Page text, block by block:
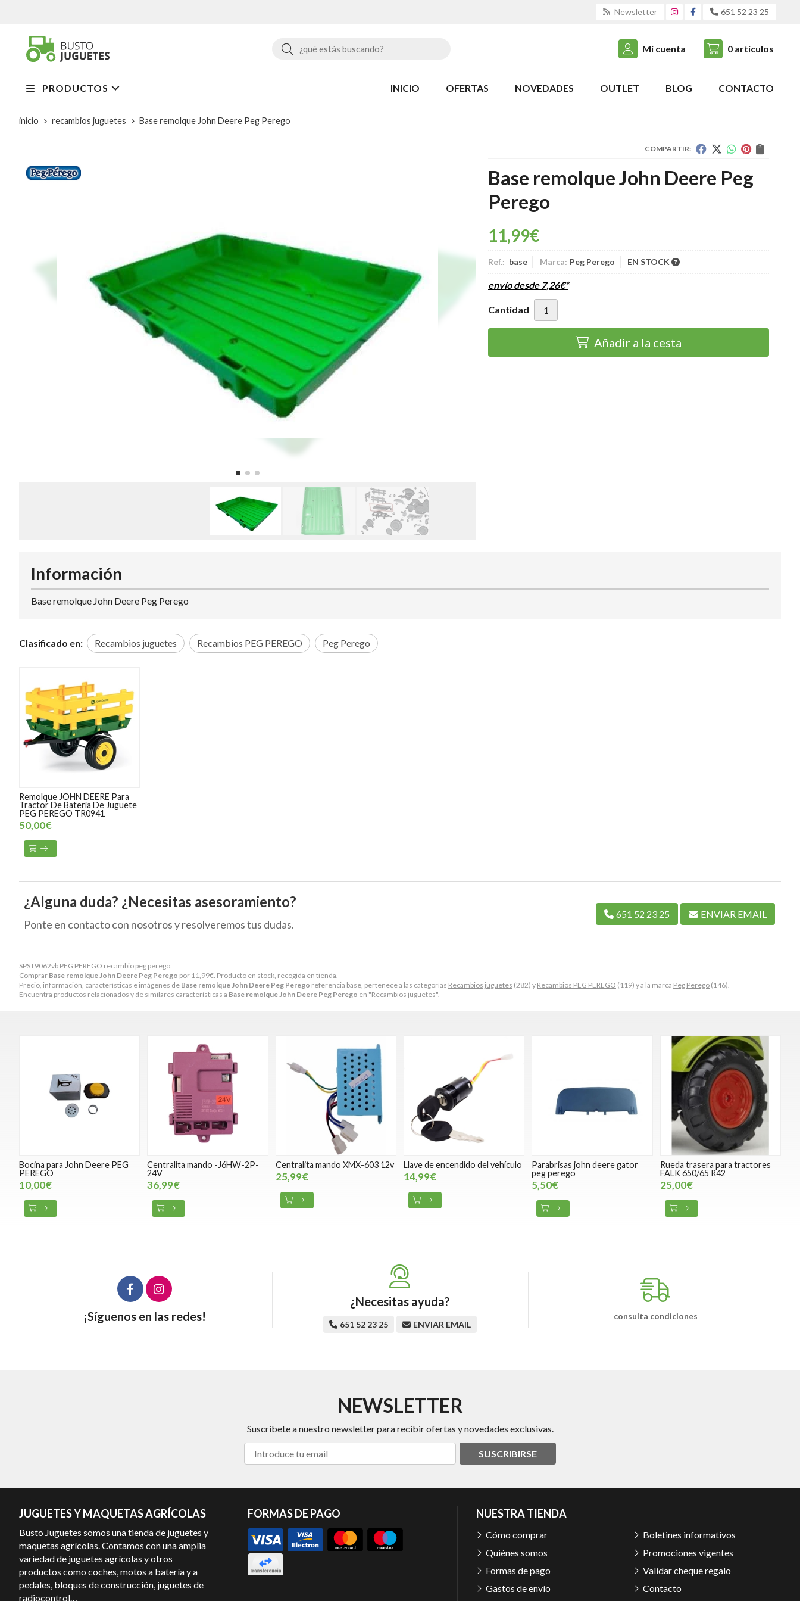
Newsletter 651 52 23 25
Buscar Mi cuenta 0 artículos
PRODUCTOS INICIO OFERTAS NOVEDADES OUTLET BLOG CONTACTO
inicio recambios juguetes Base remolque John Deere Peg Perego
COMPARTIR:
Base remolque John Deere Peg
Perego
11,99€
Ref.: base Marca: Peg Perego EN STOCK
envío desde 7,26€*
Cantidad
Añadir a la cesta
SPST9062vb PEG PEREGO recambio peg perego.
Comprar Base remolque John Deere Peg Perego por 11,99€. Producto en stock, recogida en tienda.
Precio, información, características e imágenes de Base remolque John Deere Peg Perego referencia base, pertenece a las categorías Recambios juguetes (282) y Recambios PEG PEREGO (119) y a la marca Peg Perego (146).
Encuentra productos relacionados y de similares características a Base remolque John Deere Peg Perego en "Recambios juguetes".
Información
Base remolque John Deere Peg Perego
Clasificado en: Recambios juguetes Recambios PEG PEREGO Peg Perego
Remolque JOHN DEERE Para
Tractor De Batería De Juguete
PEG PEREGO TR0941
50,00€
¿Alguna duda? ¿Necesitas asesoramiento?
Ponte en contacto con nosotros y resolveremos tus dudas.
651 52 23 25 ENVIAR EMAIL
Bocina para John Deere PEG
PEREGO
10,00€
Centralita mando -J6HW-2P-
24V
36,99€
Centralita mando XMX-603 12v
25,99€
Llave de encendido del vehículo
14,99€
Parabrisas john deere gator
peg perego
5,50€
Rueda trasera para tractores
FALK 650/65 R42
25,00€
¡Síguenos en las redes!
¿Necesitas ayuda?
651 52 23 25 ENVIAR EMAIL
consulta condiciones
NEWSLETTER
Suscríbete a nuestro newsletter para recibir ofertas y novedades exclusivas.
SUSCRIBIRSE
JUGUETES Y MAQUETAS AGRÍCOLAS
Busto Juguetes somos una tienda de juguetes y
maquetas agrícolas. Contamos con una amplia
variedad de juguetes agrícolas y otros
productos como coches, motos a batería y a
pedales, bloques de construcción, juguetes de
radiocontrol…
FORMAS DE PAGO NUESTRA TIENDA
Cómo comprar
Quiénes somos
Formas de pago
Gastos de envío
Boletines informativos
Promociones vigentes
Validar cheque regalo
Contacto